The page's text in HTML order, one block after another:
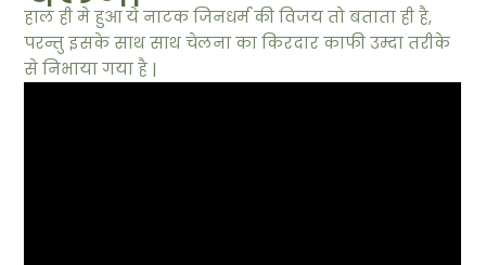
हाल ही मे हुआ ये नाटक जिनधर्म की विजय तो बताता ही है,
परन्तु इसके साथ साथ चेलना का किरदार काफी उम्दा तरीके
से निभाया गया है |